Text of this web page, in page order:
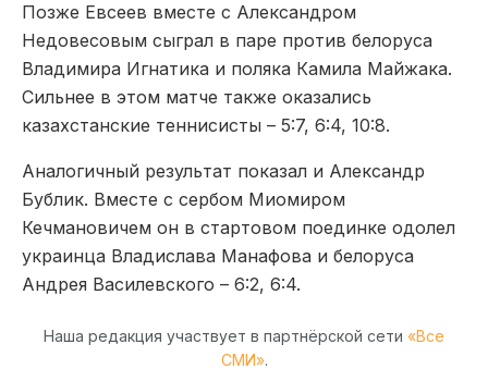
Позже Евсеев вместе с Александром
Недовесовым сыграл в паре против белоруса
Владимира Игнатика и поляка Камила Майжака.
Сильнее в этом матче также оказались
казахстанские теннисисты – 5:7, 6:4, 10:8.
Аналогичный результат показал и Александр
Бублик. Вместе с сербом Миомиром
Кечмановичем он в стартовом поединке одолел
украинца Владислава Манафова и белоруса
Андрея Василевского – 6:2, 6:4.
Наша редакция участвует в партнёрской сети «Все
СМИ».